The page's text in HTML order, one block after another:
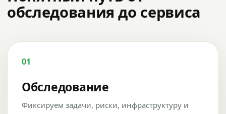
обследования до сервиса
01
Обследование
Фиксируем задачи, риски, инфраструктуру и